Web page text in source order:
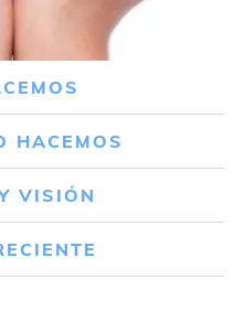
HACEMOS
VISIÓN